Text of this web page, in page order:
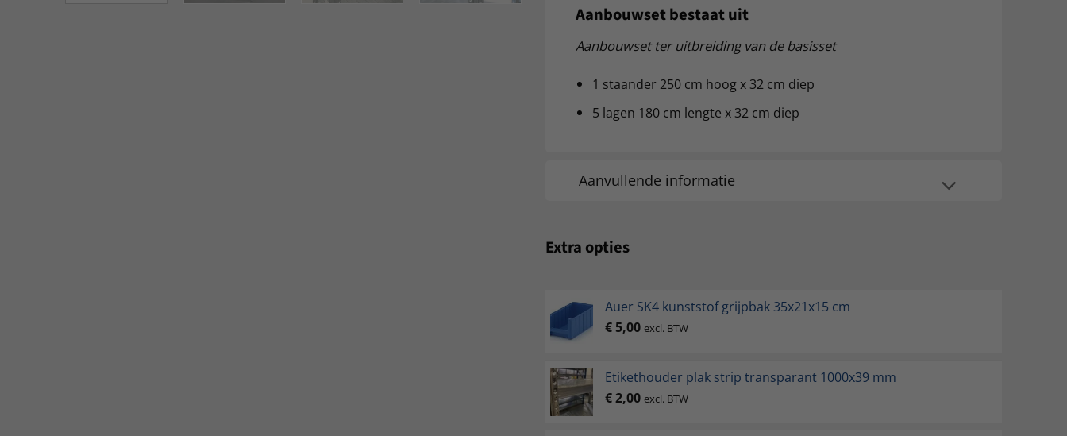
Aanbouwset bestaat uit
Aanbouwset ter uitbreiding van de basisset
1 staander 250 cm hoog x 32 cm diep
5 lagen 180 cm lengte x 32 cm diep
Aanvullende informatie
Extra opties
Auer SK4 kunststof grijpbak 35x21x15 cm
€ 5,00 excl. BTW
Etikethouder plak strip transparant 1000x39 mm
€2,00 excl. BTW